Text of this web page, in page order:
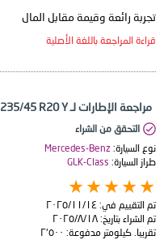
تجربة رائعة وقيمة مقابل المال
قراءة المراجعة باللغة الأصلية
مراجعة الإطارات لـ Tracmax X Privilo TX-3 235/45 R20 Y
التحقق من الشراء
نوع السيارة: Mercedes-Benz
طراز السيارة: GLK-Class
تم التقييم في: ١٤‏/١١‏/٢٠٢٥
تم الشراء بتاريخ: ١٨‏/٨‏/٢٠٢٥
تقريبا. كيلومتر مدفوعة: ٢٬٥٠٠